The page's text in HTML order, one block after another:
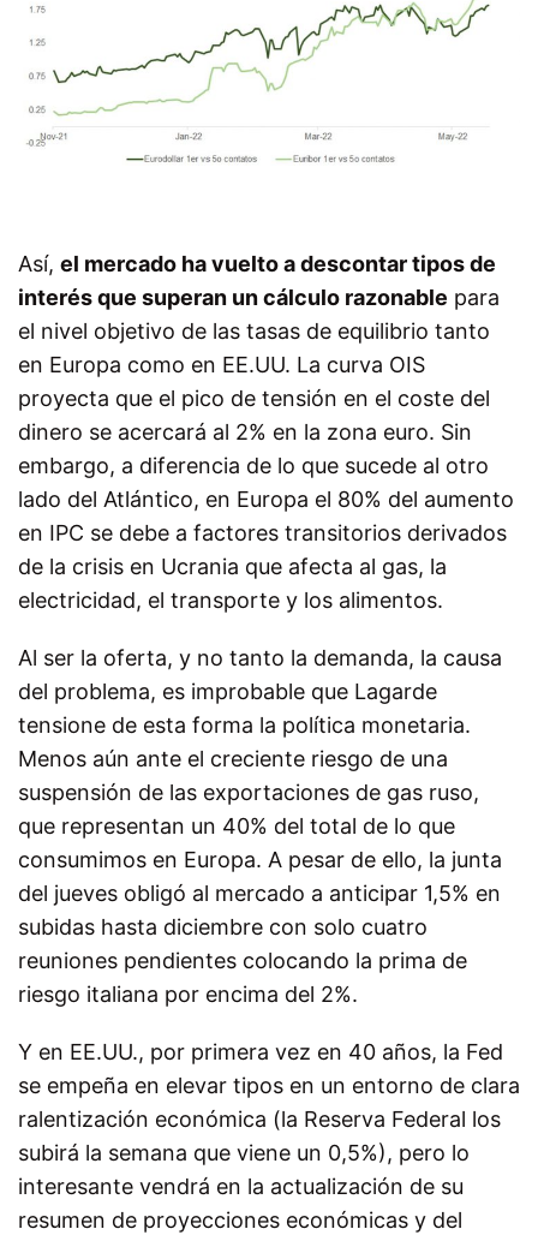
Así, el mercado ha vuelto a descontar tipos de
interés que superan un cálculo razonable para
el nivel objetivo de las tasas de equilibrio tanto
en Europa como en EE.UU. La curva OIS
proyecta que el pico de tensión en el coste del
dinero se acercará al 2% en la zona euro. Sin
embargo, a diferencia de lo que sucede al otro
lado del Atlántico, en Europa el 80% del aumento
en IPC se debe a factores transitorios derivados
de la crisis en Ucrania que afecta al gas, la
electricidad, el transporte y los alimentos.
Al ser la oferta, y no tanto la demanda, la causa
del problema, es improbable que Lagarde
tensione de esta forma la política monetaria.
Menos aún ante el creciente riesgo de una
suspensión de las exportaciones de gas ruso,
que representan un 40% del total de lo que
consumimos en Europa. A pesar de ello, la junta
del jueves obligó al mercado a anticipar 1,5% en
subidas hasta diciembre con solo cuatro
reuniones pendientes colocando la prima de
riesgo italiana por encima del 2%.
Y en EE.UU., por primera vez en 40 años, la Fed
se empeña en elevar tipos en un entorno de clara
ralentización económica (la Reserva Federal los
subirá la semana que viene un 0,5%), pero lo
interesante vendrá en la actualización de su
resumen de proyecciones económicas y del